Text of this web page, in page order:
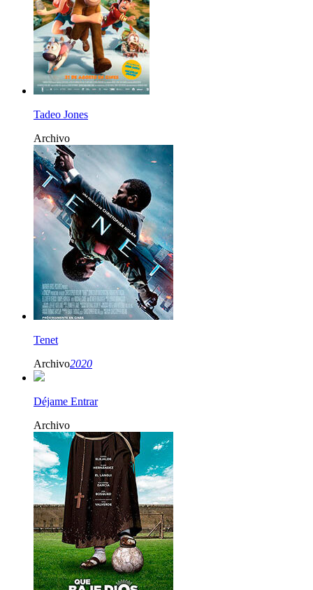
Tadeo Jones
Archivo
Tenet
Archivo2020
Déjame Entrar
Archivo